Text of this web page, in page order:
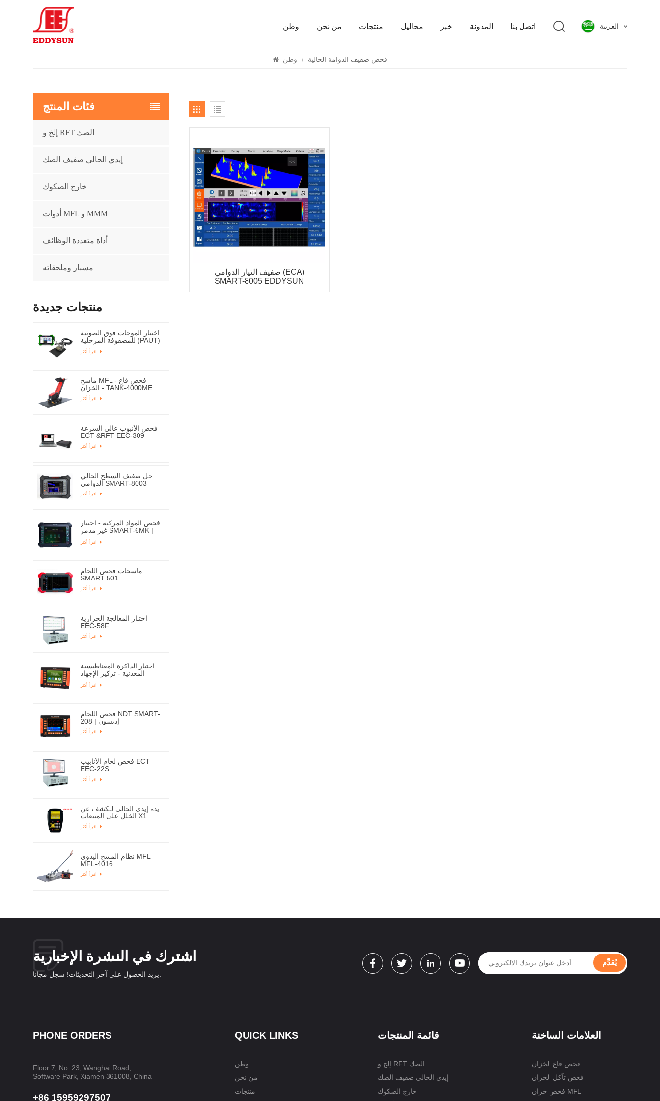
وطن من نحن منتجات محاليل خبر المدونة اتصل بنا العربية يبحث
وطن / فحص صفيف الدوامة الحالية
صفيف التيار الدوامي (ECA)
SMART-8005 EDDYSUN
فئات المنتج
إلخ و RFT الصك
إيدي الحالي صفيف الصك
خارج الصكوك
أدوات MFL و MMM
أداة متعددة الوظائف
مسبار وملحقاته
منتجات جديدة
اختبار الموجات فوق الصوتية
للمصفوفة المرحلية (PAUT)
ESPA-1000
ماسح MFL - فحص قاع
الخزان - TANK-4000ME
فحص الأنبوب عالي السرعة
ECT &RFT EEC-309
حل صفيف السطح الحالي
الدوامي SMART-8003
فحص المواد المركبة - اختبار
غير مدمر SMART-6MK |
إديسون
ماسحات فحص اللحام
SMART-501
اختبار المعالجة الحرارية
EEC-58F
اختبار الذاكرة المغناطيسية
المعدنية - تركيز الإجهاد
EMS-2003C
فحص اللحام NDT SMART-
208 | إديسون
فحص لحام الأنابيب ECT
EEC-22S
يده إيدي الحالي للكشف عن
الخلل على المبيعات X1
نظام المسح اليدوي MFL
MFL-4016
اشترك في النشرة الإخبارية يُقدِّم
PHONE ORDERS
Floor 7, No. 23, Wanghai Road,
Software Park, Xiamen 361008, China
+86 15959297507
QUICK LINKS
وطن
من نحن
منتجات
قائمة المنتجات
إلخ و RFT الصك
إيدي الحالي صفيف الصك
خارج الصكوك
العلامات الساخنة
فحص قاع الخزان
فحص تآكل الخزان
فحص خزان MFL